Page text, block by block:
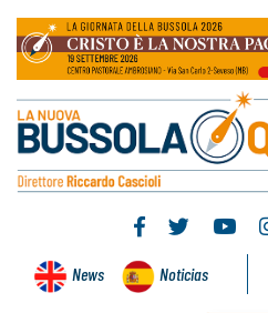
News Noticias